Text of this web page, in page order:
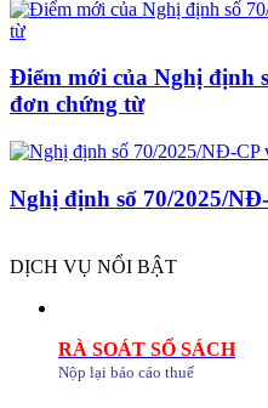
Điểm mới của Nghị định
đơn chứng từ
Nghị định số 70/2025/
DỊCH VỤ NỔI BẬT
RÀ SOÁT SỔ SÁCH
Nộp lại báo cáo thuế